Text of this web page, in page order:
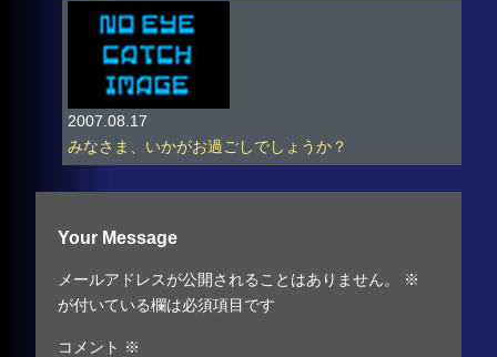
2007.08.17
みなさま、いかがお過ごしでしょうか？
Your Message
メールアドレスが公開されることはありません。
※
が付いている欄は必須項目です
コメント ※